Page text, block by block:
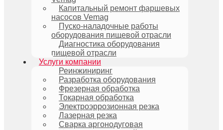
Капитальный ремонт фаршевых
насосов Vemag
Пуско-наладочные работы
оборудования пищевой отрасли
Диагностика оборудования
пищевой отрасли
Услуги компании
Реинжиниринг
Разработка оборудования
Фрезерная обработка
Токарная обработка
Электроэррозионная резка
Лазерная резка
Сварка аргонодуговая